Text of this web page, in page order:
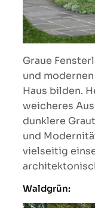
Graue
und
Haus bilden.
weicheres
dunklere
und
vielseitig
Waldgrün: